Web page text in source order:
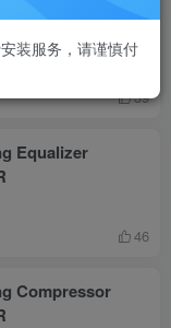
Compressor
39
Equalizer
46
Compressor
装服务，请谨慎付